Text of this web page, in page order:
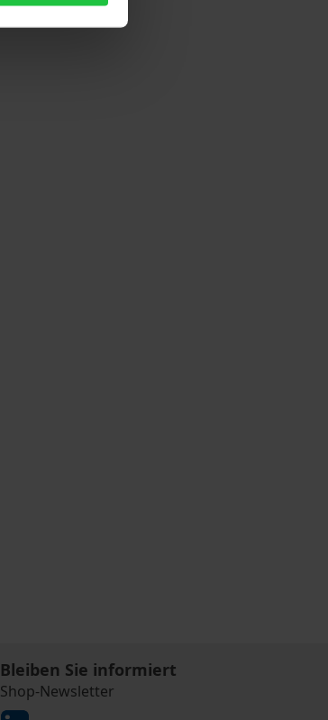
Bleiben Sie informiert
Shop-Newsletter